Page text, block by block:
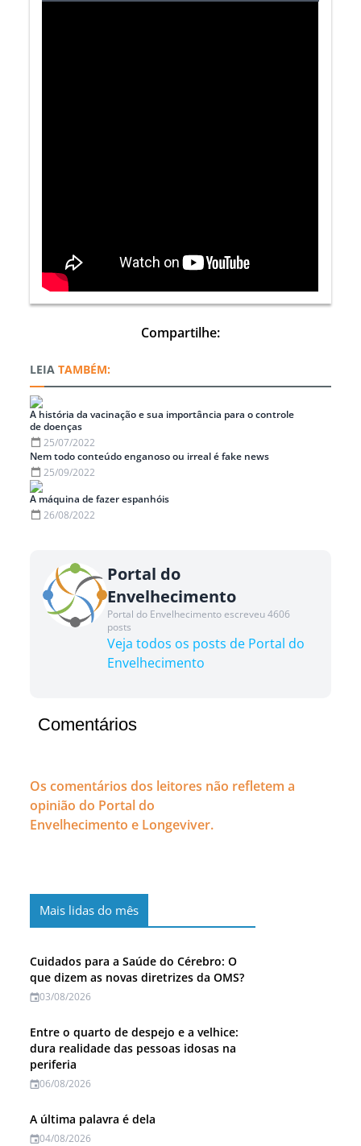
Compartilhe:
TAMBÉM:
A história da vacinação e sua importância para o controle
de doenças
25/07/2022
Nem todo conteúdo enganoso ou irreal é fake news
25/09/2022
A máquina de fazer espanhóis
26/08/2022
Portal do
Envelhecimento
Portal do Envelhecimento escreveu 4606
posts
Veja todos os posts de Portal do
Envelhecimento
Comentários
Os comentários dos leitores não refletem a
opinião do Portal do
Envelhecimento e Longeviver.
Mais lidas do mês
Cuidados para a Saúde do Cérebro: O
que dizem as novas diretrizes da OMS?
03/08/2026
Entre o quarto de despejo e a velhice:
dura realidade das pessoas idosas na
periferia
06/08/2026
A última palavra é dela
04/08/2026